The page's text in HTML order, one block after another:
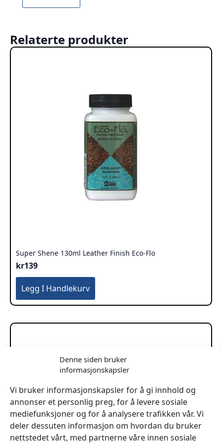
Denne siden bruker
informasjonskapsler
Vi bruker informasjonskapsler for å gi innhold og
annonser et personlig preg, for å levere sosiale
mediefunksjoner og for å analysere trafikken vår. Vi
deler dessuten informasjon om hvordan du bruker
nettstedet vårt, med partnerne våre innen sosiale
Relaterte produkter
Super Shene 130ml Leather Finish Eco-Flo
kr139
Legg I Handlekurv